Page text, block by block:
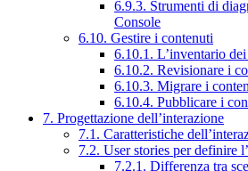
6.9.3. Strumenti di
Console
6.10. Gestire i contenuti
6.10.1. L’inventario
6.10.2. Revisionare i
6.10.3. Migrare i
6.10.4. Pubblicare i
7. Progettazione dell’interazione
7.1. Caratteristiche
7.2. User stories per definire
7.2.1. Differenza tra